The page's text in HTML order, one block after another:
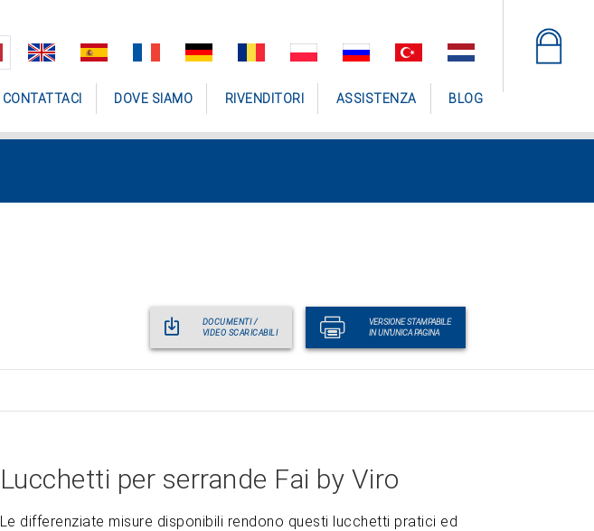
CONTATTACI DOVE SIAMO RIVENDITORI ASSISTENZA BLOG
DOCUMENTI /
VIDEO SCARICABILI
VERSIONE STAMPABILE
IN UN'UNICA PAGINA
Lucchetti per serrande Fai by Viro
Le differenziate misure disponibili rendono questi lucchetti pratici ed